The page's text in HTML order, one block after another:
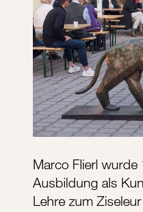
Marco Flierl
Ausbildung als
Lehre zum